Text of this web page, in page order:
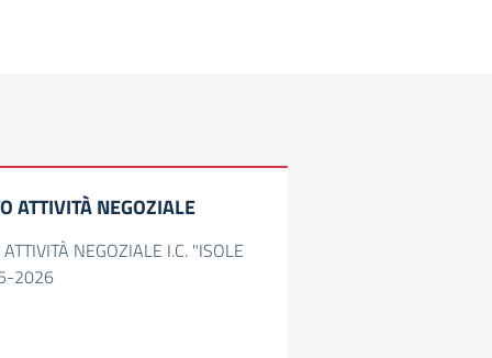
ATTIVITÀ NEGOZIALE
NEGOZIALE I.C. "ISOLE
2026